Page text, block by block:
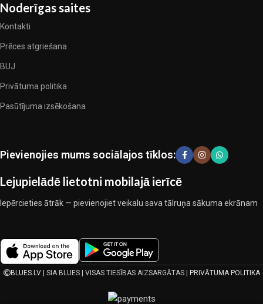
Gultas veļas ražotāji, kā arī citu tekstila preču ražotāji ir pilni ar
pārsteidzošiem piedāvājumiem: nereti sastopamies gan ar
dizainieriskām prēcem, kuras novērtēs īsti skaistuma pazinēji. Mēs
esam izvēlējušies jums labākos modeļus no mūsdienu gultas veļas
ražotājiem, kuriem izdevās ģeniāli apvienot eleganci, kvalitāti un
pārbaudītu uzņēmumu produkti. Kuri daudzu gadu nepārtrauktā
ekspluatācijas īpašības, pievilcīgu izstrādājumu izskatu, ilgu
Noderīgas saites
Kontakti
Prēces atgriešana
BUJ
Privātuma politika
Pasūtījuma izsēkošana
Pievienojies mums sociālajos tīklos:
Lejupielādē lietotni mobilajā ierīcē
Iepērcieties ātrāk — pievienojiet veikalu sava tālruņa sākuma ekrānam
BLUES.LV| SIA BLUES | VISAS TIESĪBAS AIZSARGĀTAS | PRIVĀTUMA POLITIKA